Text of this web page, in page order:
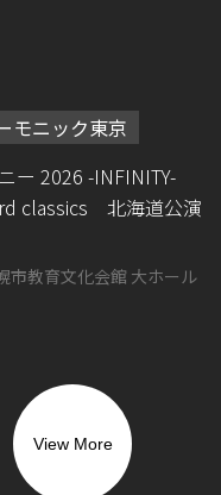
モニック東京
ー 2026 -INFINITY-
classics 北海道公演
市教育文化会館 大ホール
View More